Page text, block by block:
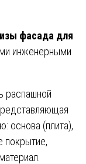
фасада для
инженерными
распашной
основа (плита),
покрытие,